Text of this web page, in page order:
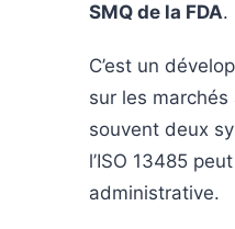
SMQ de la FDA.
C’est un
sur les
souvent deux
l’ISO 13485
administrative.